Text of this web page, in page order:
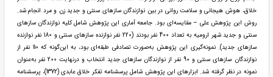
خلاق، هوش هیجانی و سلامت روانی در بین نوازندگان ساز‌های سنتی و جدید زن و مرد انجام شد.
روش این پژوهش علی – مقایسه‌ای بود. جامعه آماری این پژوهش شامل کلیه نوازندگان ساز‌های
سنتی و جدید شهر ارومیه به تعداد 400 نفر بودند (220 نفر نوازنده ساز‌های سنتی و 180 نفر نوازنده
ساز‌های جدید). نمونه‌گیری این پژوهش به‌صورت تصادفی طبقه‌ای بود، به این‌گونه که 110 نفر از
نوازندگان ساز‌های سنتی و 90 نفر از نوازندگان ساز‌های جدید انتخاب و درنهایت 200 نفر به‌عنوان
نمونه در نظر گرفته شد. ابزار‌های این پژوهش شامل پرسشنامه تفکر خلاق عابدی (1372)، پرسشنامه